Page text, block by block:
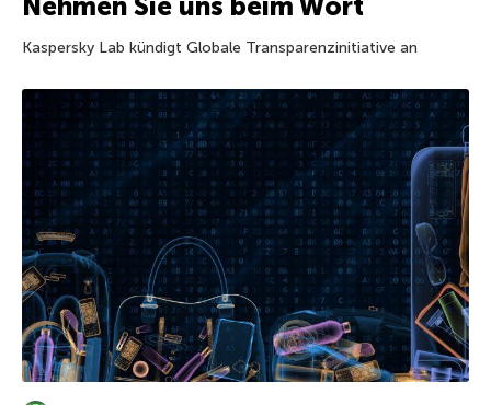
Kaspersky Lab kündigt Globale Transparenzinitiative an